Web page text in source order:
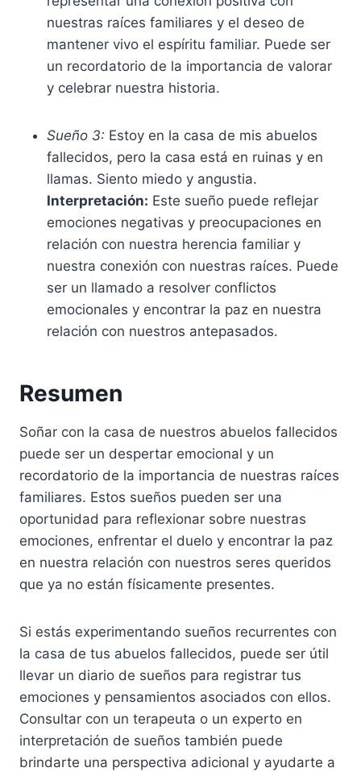
nuestras raíces familiares y el deseo de
mantener vivo el espíritu familiar. Puede ser
un recordatorio de la importancia de valorar
y celebrar nuestra historia.
Sueño 3: Estoy en la casa de mis abuelos
fallecidos, pero la casa está en ruinas y en
llamas. Siento miedo y angustia.
Interpretación: Este sueño puede reflejar
emociones negativas y preocupaciones en
relación con nuestra herencia familiar y
nuestra conexión con nuestras raíces. Puede
ser un llamado a resolver conflictos
emocionales y encontrar la paz en nuestra
relación con nuestros antepasados.
Resumen
Soñar con la casa de nuestros abuelos fallecidos
puede ser un despertar emocional y un
recordatorio de la importancia de nuestras raíces
familiares. Estos sueños pueden ser una
oportunidad para reflexionar sobre nuestras
emociones, enfrentar el duelo y encontrar la paz
en nuestra relación con nuestros seres queridos
que ya no están físicamente presentes.
Si estás experimentando sueños recurrentes con
la casa de tus abuelos fallecidos, puede ser útil
llevar un diario de sueños para registrar tus
emociones y pensamientos asociados con ellos.
Consultar con un terapeuta o un experto en
interpretación de sueños también puede
brindarte una perspectiva adicional y ayudarte a